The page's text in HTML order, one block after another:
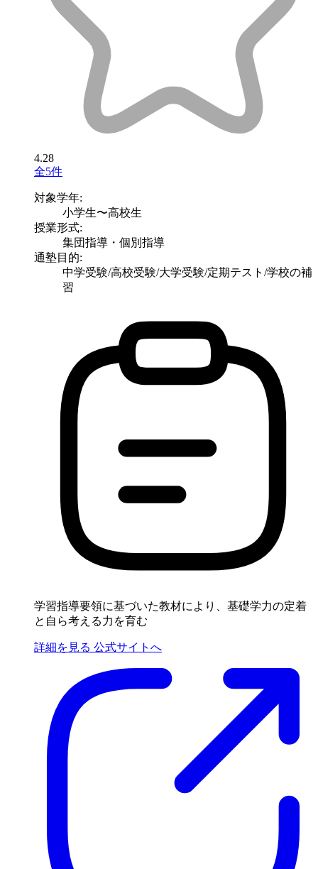
4.28
全5件
対象学年:
小学生〜高校生
授業形式:
集団指導・個別指導
通塾目的:
中学受験/高校受験/大学受験/定期テスト/学校の補
習
学習指導要領に基づいた教材により、基礎学力の定着
と自ら考える力を育む
詳細を見る 公式サイトへ